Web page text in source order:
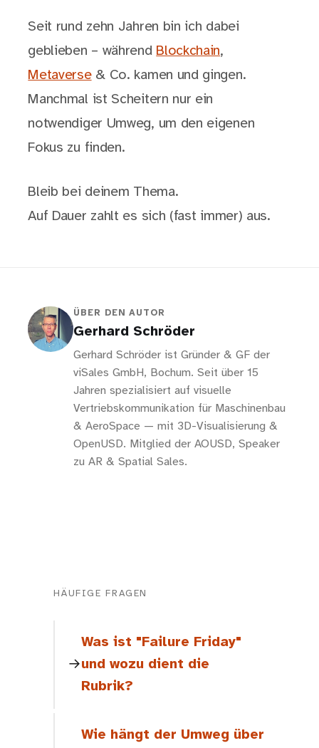
Seit rund zehn Jahren bin ich dabei
geblieben – während Blockchain,
Metaverse& Co. kamen und gingen.
Manchmal ist Scheitern nur ein
notwendiger Umweg, um den eigenen
Fokus zu finden.
Bleib bei deinem Thema.
Auf Dauer zahlt es sich (fast immer) aus.
ÜBER DEN AUTOR
Gerhard Schröder
Gerhard Schröder ist Gründer & GF der
viSales GmbH, Bochum. Seit über 15
Jahren spezialisiert auf visuelle
Vertriebskommunikation für Maschinenbau
& AeroSpace — mit 3D-Visualisierung &
OpenUSD. Mitglied der AOUSD, Speaker
zu AR & Spatial Sales.
HÄUFIGE FRAGEN
Was ist "Failure Friday"
und wozu dient die
Rubrik?
Wie hängt der Umweg über